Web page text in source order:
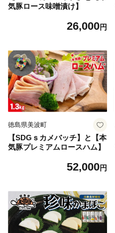
気豚ロース味噌漬け】
26,000円
徳島県美波町
【SDGｓカメバッチ】と【本
気豚プレミアムロースハム】
52,000円